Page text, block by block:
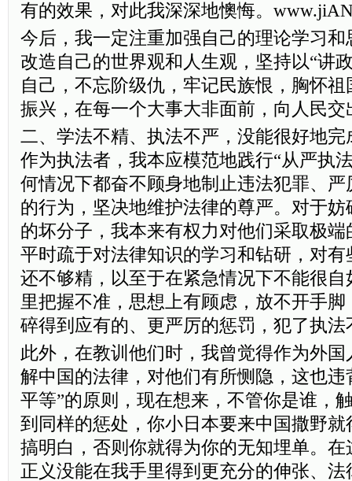
有的效果，对此我深深地懊悔。
今后，我一定注重加强自己的理论学习
改造自己的世界观和人生观，坚持以“讲
自己，不忘阶级仇，牢记民族恨，胸怀
振兴，在每一个大事大非面前，向人民
二、学法不精、执法不严，没能很好地完
作为执法者，我本应模范地践行“从严执
何情况下都奋不顾身地制止违法犯罪、
的行为，坚决地维护法律的尊严。对于
的坏分子，我本来有权力对他们采取极
平时疏于对法律知识的学习和钻研，对
还不够精，以至于在紧急情况下不能很
里把握不准，思想上有顾虑，放不开手
碎得到应有的、更严厉的惩罚，犯了执法
此外，在教训他们时，我曾觉得作为外
解中国的法律，对他们有所恻隐，这也违
平等”的原则，现在想来，不管你是谁，
到同样的惩处，你小日本要来中国撒野
搞明白，否则你就得为你的无知埋单。
正义没能在我手里得到更充分的伸张、